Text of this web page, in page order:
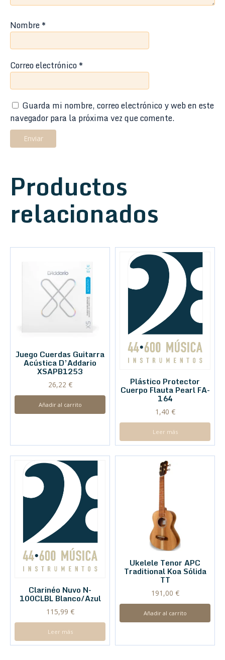
Nombre*
Correo electrónico*
Guarda mi nombre, correo electrónico y web en este
navegador para la próxima vez que comente.
Productos
relacionados
Juego Cuerdas Guitarra
Acústica D’Addario
XSAPB1253
26,22 €
Añadir al carrito
Plástico Protector
Cuerpo Flauta Pearl FA-
164
1,40 €
Leer más
Clarinéo Nuvo N-
100CLBL Blanco/Azul
115,99 €
Leer más
Ukelele Tenor APC
Traditional Koa Sólida
TT
191,00 €
Añadir al carrito